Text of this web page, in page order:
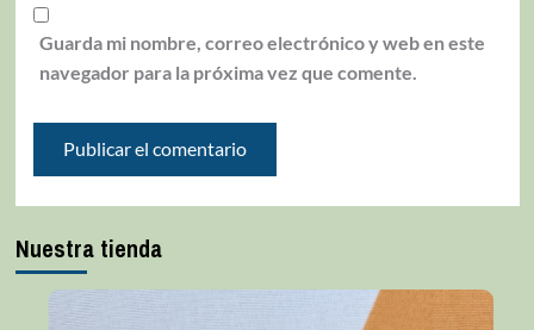
Guarda mi nombre, correo electrónico y web en este
navegador para la próxima vez que comente.
Nuestra tienda